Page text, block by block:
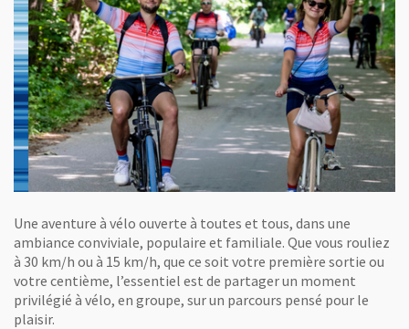
Une aventure à vélo ouverte à toutes et tous, dans une
ambiance conviviale, populaire et familiale. Que vous rouliez
à 30 km/h ou à 15 km/h, que ce soit votre première sortie ou
votre centième, l’essentiel est de partager un moment
privilégié à vélo, en groupe, sur un parcours pensé pour le
plaisir.